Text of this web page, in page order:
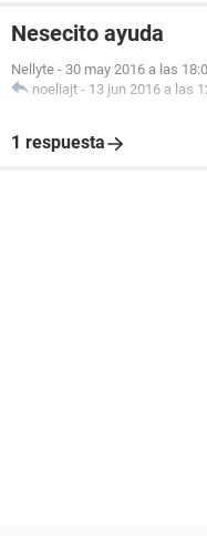
Nesecito ayuda
Nellyte - 30 may 2016 a las
noeliajt - 13 jun 2016 a las
1 respuesta